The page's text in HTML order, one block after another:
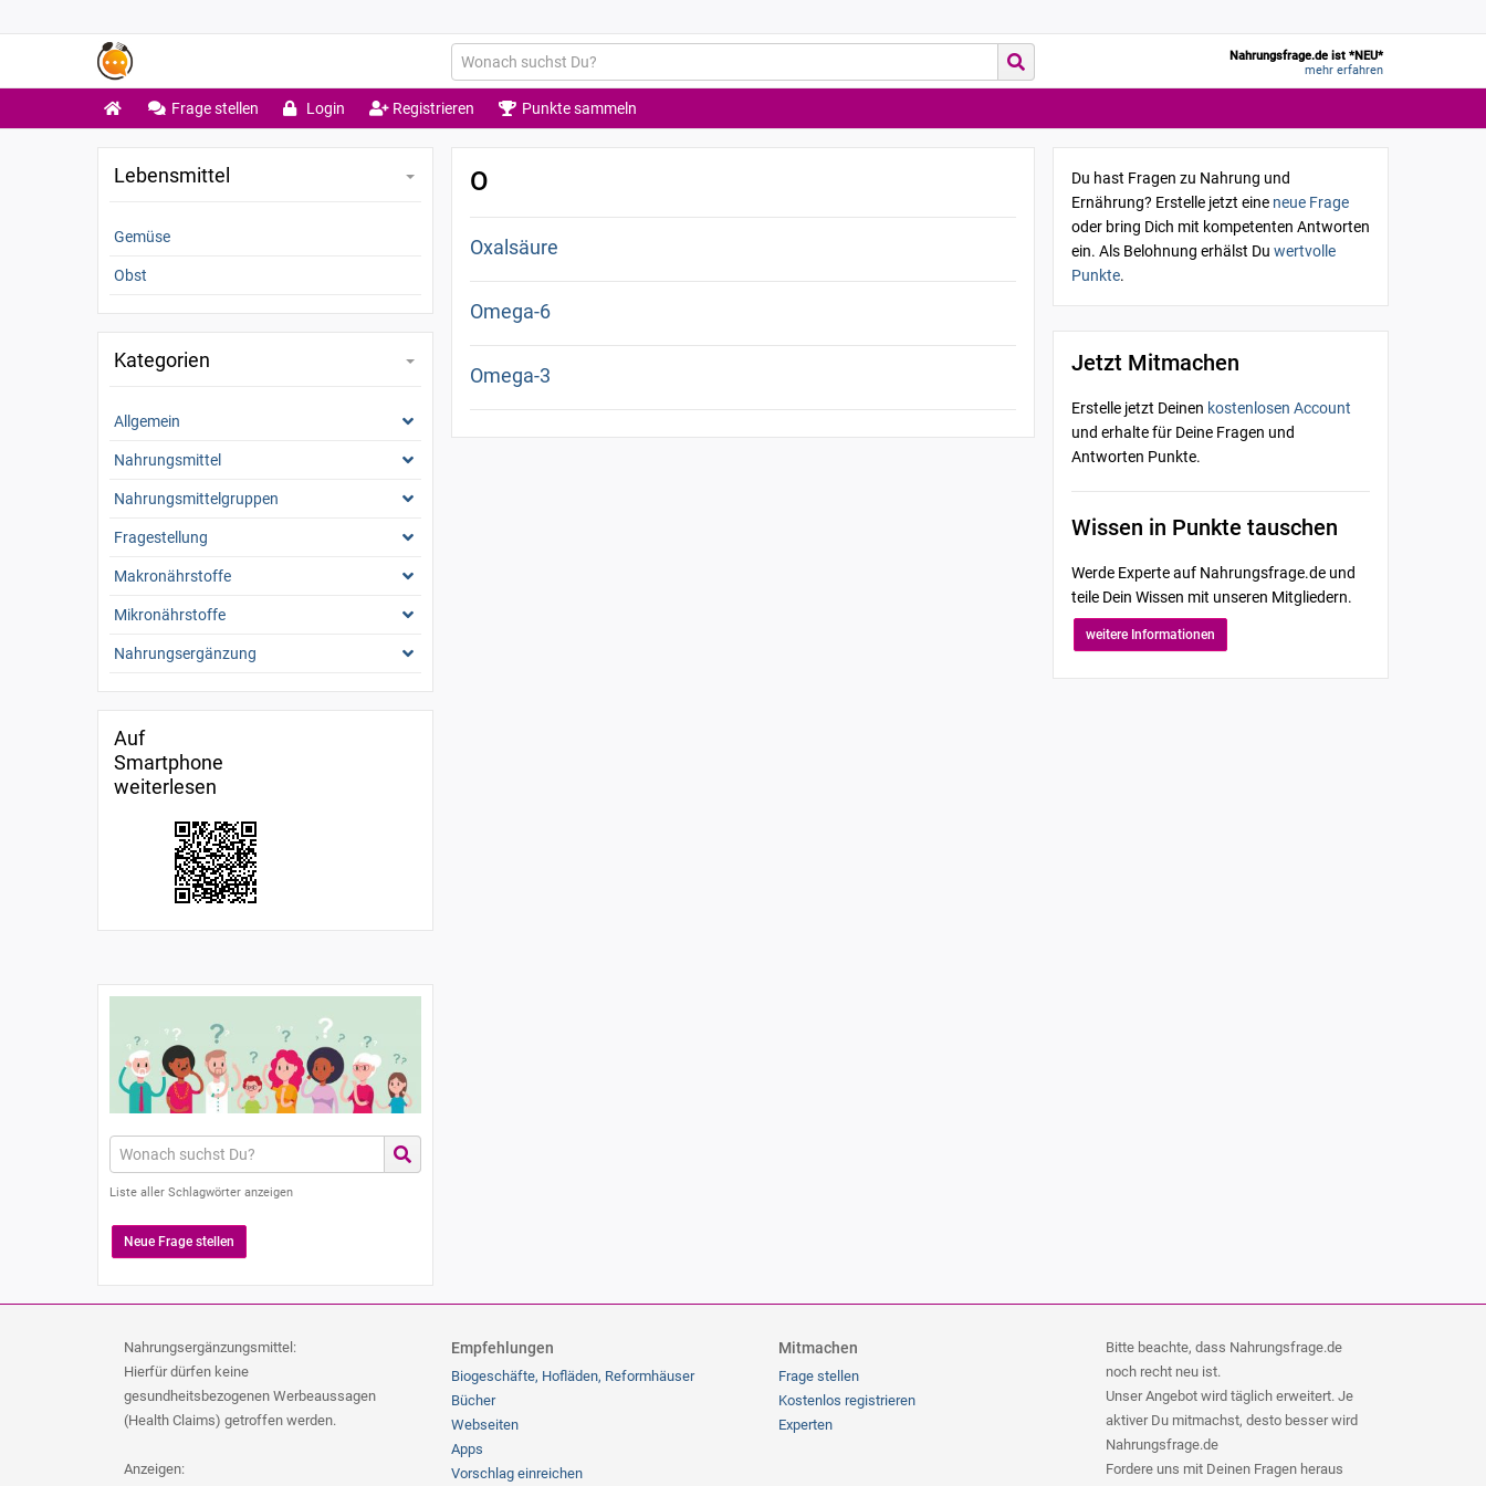
Nahrungsfrage.de ist *NEU*
mehr erfahren
Frage stellen Login Registrieren Punkte sammeln
Du hast Fragen zu Nahrung und
Ernährung? Erstelle jetzt eine neue Frage
oder bring Dich mit kompetenten Antworten
ein. Als Belohnung erhälst Du wertvolle
Punkte.
O
Oxalsäure
Omega-6
Omega-3 Jetzt Mitmachen
Erstelle jetzt Deinen kostenlosen Account
und erhalte für Deine Fragen und
Antworten Punkte.
Wissen in Punkte tauschen
Werde Experte auf Nahrungsfrage.de und
teile Dein Wissen mit unseren Mitgliedern.
weitere Informationen
Lebensmittel
Gemüse
Obst
Kategorien
Allgemein
Nahrungsmittel
Nahrungsmittelgruppen
Fragestellung
Makronährstoffe
Mikronährstoffe
Nahrungsergänzung
Auf
Smartphone
weiterlesen
Liste aller Schlagwörter anzeigen
Neue Frage stellen
Nahrungsergänzungsmittel:
Hierfür dürfen keine
gesundheitsbezogenen Werbeaussagen
(Health Claims) getroffen werden.
Anzeigen:
Empfehlungen
Biogeschäfte, Hofläden, Reformhäuser
Bücher
Webseiten
Apps
Vorschlag einreichen
Mitmachen
Frage stellen
Kostenlos registrieren
Experten
Bitte beachte, dass Nahrungsfrage.de
noch recht neu ist.
Unser Angebot wird täglich erweitert. Je
aktiver Du mitmachst, desto besser wird
Nahrungsfrage.de
Fordere uns mit Deinen Fragen heraus